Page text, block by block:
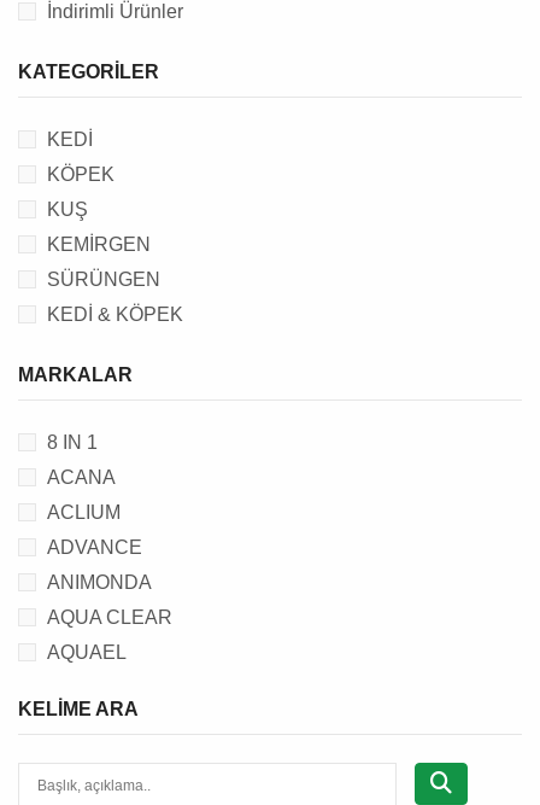
İndirimli Ürünler
KATEGORILER
KEDİ
KÖPEK
KUŞ
KEMİRGEN
SÜRÜNGEN
KEDİ & KÖPEK
MARKALAR
8 IN 1
ACANA
ACLIUM
ADVANCE
ANIMONDA
AQUA CLEAR
AQUAEL
BEAPHAR
BRIT
KELIME ARA